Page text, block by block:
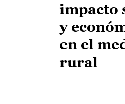
impacto
y
en el
rural